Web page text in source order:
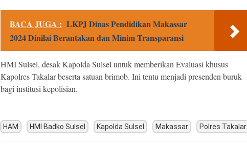
BACA JUGA : LKPJ Dinas Pendidikan Makassar
2024 Dinilai Berantakan dan Minim Transparansi
HMI Sulsel, desak Kapolda Sulsel untuk memberikan Evaluasi khusus
Kapolres Takalar beserta satuan brimob. Ini tentu menjadi presenden buruk
bagi institusi kepolisian.
HAM HMI Badko Sulsel Kapolda Sulsel Makassar Polres Takalar